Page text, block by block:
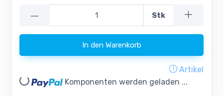
— Stk
In den Warenkorb
Artikel
Komponenten werden geladen ...